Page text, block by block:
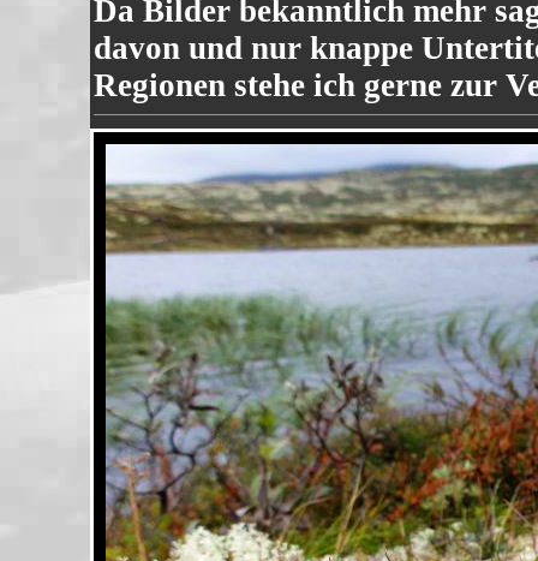
Da Bilder bekanntlich mehr
davon und nur knappe
Regionen stehe ich gerne zur